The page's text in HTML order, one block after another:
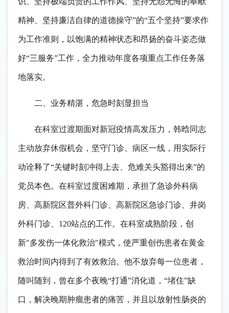
精神、坚持廉洁自律的道德操守”的“五个坚持”要求作
为工作准则，以饱满的精神状态和昂扬的奋斗姿态做
好“三服务”工作，全力推动年度各项重点工作任务落
地落实。
二、业务精湛，危急时刻显担当
在科室过渡期面对新冠疫情高发压力，韩晗同志
主动放弃休假机会，坚守门诊、病区一线，用实际行
动诠释了“关键时刻冲得上去、危难关头豁得出来”的
党员本色。在科室过度困难期，承担了急诊外科病
房、高新院区普外科门诊、高新院区急诊门诊、井岗
外科门诊、120站点的工作。在科室成熟阶段，创
新"多发伤一体化救治"模式，使严重创伤患者在黄金
救治时间内得到了有效救治。他不放弃每一位患者，
随叫随到，曾在多个夜晚“打通”消化道，“堵住”缺
口，解决晚期肿瘤患者的痛苦，并且以放射性肠炎的